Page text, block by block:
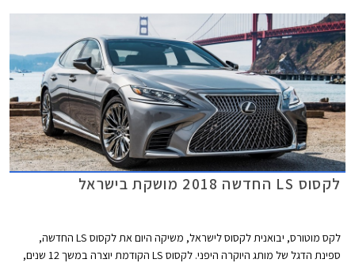
לקסוס LS החדשה 2018 מושקת בישראל
לקס מוטורס, יבואנית לקסוס לישראל, משיקה היום את לקסוס LS החדשה,
ספינת הדגל של מותג היוקרה היפני. לקסוס LS הקודמת יוצרה במשך 12 שנים,